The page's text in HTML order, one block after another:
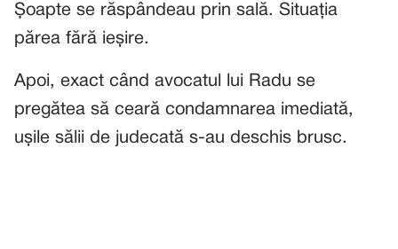
Șoapte se răspândeau prin sală. Situația
părea fără ieșire.
Apoi, exact când avocatul lui Radu se
pregătea să ceară condamnarea imediată,
ușile sălii de judecată s-au deschis brusc.